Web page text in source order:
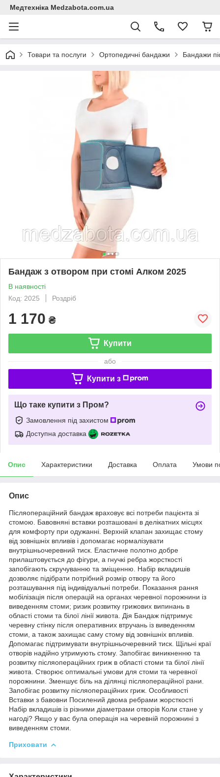
Медтехніка Medzabota.com.ua
Товари та послуги Ортопедичні бандажи Бандажи
Бандаж з отвором при стомі Алком 2025
В наявності
Код: 2025
Роздріб
1 170 ₴
Купити
або
Купити з
Що таке купити з Пром?
Замовлення під захистом
Доступна доставка
Опис Характеристики Доставка Оплата Умови
Опис
Післяопераційний бандаж враховує всі потреби пацієнта зі
стомою. Бавовняні вставки розташовані в делікатних місцях
для комфорту при одужанні. Верхній клапан захищає стому
від зовнішніх впливів і допомагає нормалізувати
внутрішньочеревний тиск. Еластичне полотно добре
прилаштовується до фігури, а гнучкі ребра жорсткості
запобігають скручуванню та зміщенню. Набір вкладишів
дозволяє підібрати потрібний розмір отвору та його
розташування під індивідуальні потреби. Показання рання
мобілізація після операцій на органах черевної порожнини із
виведенням стоми; ризик розвитку грижових випинань в
області стоми та білої лінії живота. Дія Бандаж підтримує
черевну стінку після оперативних втручань із виведенням
стоми, а також захищає саму стому від зовнішніх впливів.
Допомагає підтримувати внутрішньочеревний тиск. Щільні краї
отворів надійно утримують стому. Запобігає виникненню та
розвитку післяопераційних гриж в області стоми та білої лінії
живота. Створює оптимальні умови для стоми та черевної
порожнини. Зменшує біль на ділянці післяопераційної рани.
Запобігає розвитку післяопераційних гриж. Особливості
Вставки з бавовни Посилений двома ребрами жорсткості
Набір вкладишів із різними діаметрами отворів Коли стане у
нагоді? Якщо у вас була операція на черевній порожнині з
виведенням стоми.
Приховати